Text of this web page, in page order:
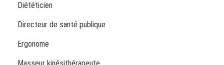
Diététicien
Directeur de santé publique
Ergonome